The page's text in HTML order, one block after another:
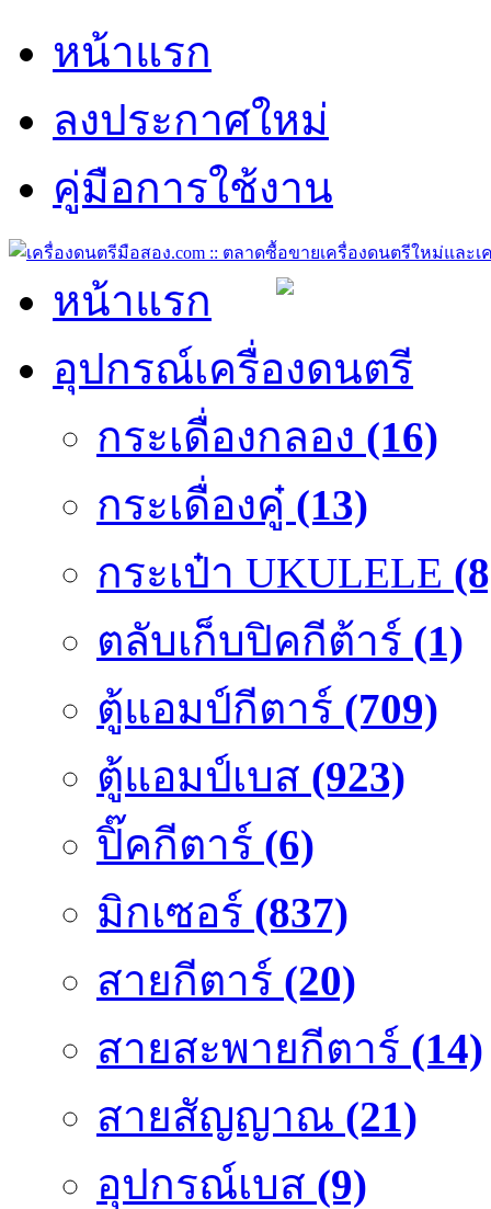
หน้าแรก
ลงประกาศใหม่
คู่มือการใช้งาน
หน้าแรก
อุปกรณ์เครื่องดนตรี
กระเดื่องกลอง (16)
กระเดื่องคู๋ (13)
กระเป๋า UKULELE
ตลับเก็บปิคกีต้าร์ (1)
ตู้แอมป์กีตาร์ (709)
ตู้แอมป์เบส (923)
ปิ๊คกีตาร์ (6)
มิกเซอร์ (837)
สายกีตาร์ (20)
สายสะพายกีตาร์ (14)
สายสัญญาณ (21)
อุปกรณ์เบส (9)